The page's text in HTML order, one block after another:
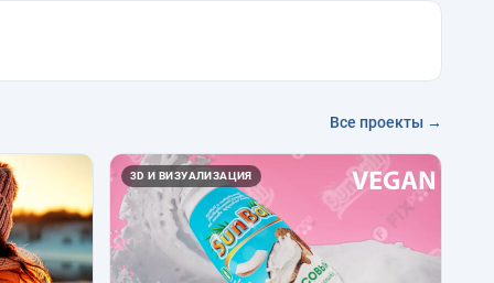
Все проекты →
3D И ВИЗУАЛИЗАЦИЯ